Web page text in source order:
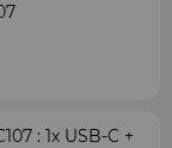
: 1x USB-C +